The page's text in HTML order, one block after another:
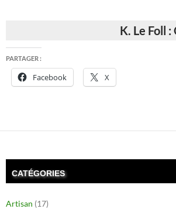
K. Le Foll
PARTAGER :
Facebook X
CATÉGORIES
Artisan (17)